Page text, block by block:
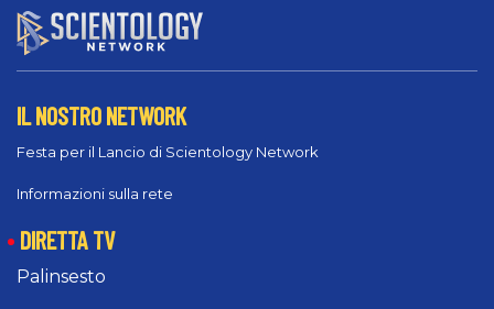
IL NOSTRO NETWORK
Festa per il Lancio di Scientology Network
Informazioni sulla rete
DIRETTA TV
Palinsesto